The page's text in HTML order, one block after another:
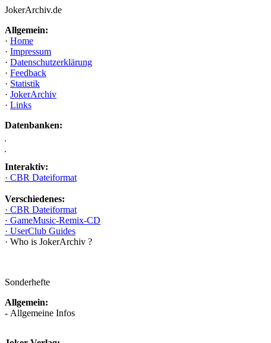
JokerArchiv.de
Allgemein:
· Home
· Impressum
· Datenschutzerklärung
· Feedback
· Statistik
· JokerArchiv
· Links
Datenbanken:
Interaktiv:
· CBR Dateiformat
Verschiedenes:
· CBR Dateiformat
· GameMusic-Remix-CD
· UserClub Guides
· Who is JokerArchiv ?
Sonderhefte
Allgemein:
- Allgemeine Infos